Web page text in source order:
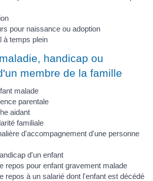
pour naissance ou adoption
à temps plein
handicap ou
membre de la famille
malade
parentale
aidant
familiale
d'accompagnement d'une personne
d'un enfant
repos pour enfant gravement malade
repos à un salarié dont l'enfant est décédé